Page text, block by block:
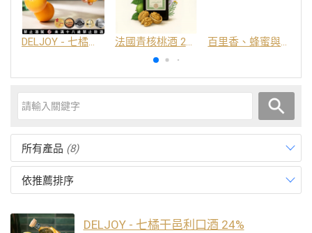
DELJOY - 七橘干邑利口酒 24% 法國青核桃酒 25% 百里香、蜂蜜與番紅花酒
所有產品 (8)
依推薦排序
DELJOY - 七橘干邑利口酒 24%